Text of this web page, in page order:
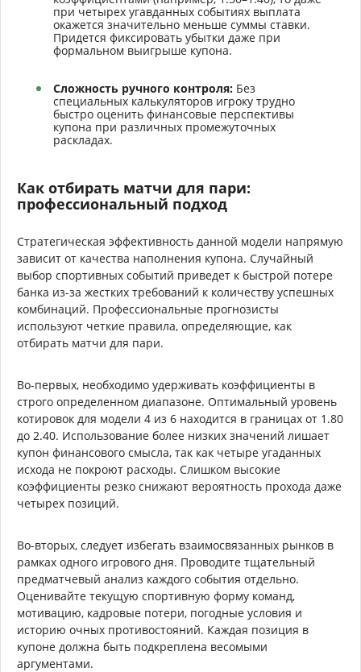
при четырех угавданных событиях выплата
окажется значительно меньше суммы ставки.
Придется фиксировать убытки даже при
формальном выигрыше купона.
Сложность ручного контроля: Без
специальных калькуляторов игроку трудно
быстро оценить финансовые перспективы
купона при различных промежуточных
раскладах.
Как отбирать матчи для пари:
профессиональный подход
Стратегическая эффективность данной модели напрямую
зависит от качества наполнения купона. Случайный
выбор спортивных событий приведет к быстрой потере
банка из-за жестких требований к количеству успешных
комбинаций. Профессиональные прогнозисты
используют четкие правила, определяющие, как
отбирать матчи для пари.
Во-первых, необходимо удерживать коэффициенты в
строго определенном диапазоне. Оптимальный уровень
котировок для модели 4 из 6 находится в границах от 1.80
до 2.40. Использование более низких значений лишает
купон финансового смысла, так как четыре угаданных
исхода не покроют расходы. Слишком высокие
коэффициенты резко снижают вероятность прохода даже
четырех позиций.
Во-вторых, следует избегать взаимосвязанных рынков в
рамках одного игрового дня. Проводите тщательный
предматчевый анализ каждого события отдельно.
Оценивайте текущую спортивную форму команд,
мотивацию, кадровые потери, погодные условия и
историю очных противостояний. Каждая позиция в
купоне должна быть подкреплена весомыми
аргументами.